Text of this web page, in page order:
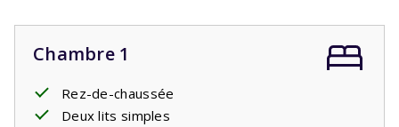
Chambre 1
Rez-de-chaussée
Deux lits simples